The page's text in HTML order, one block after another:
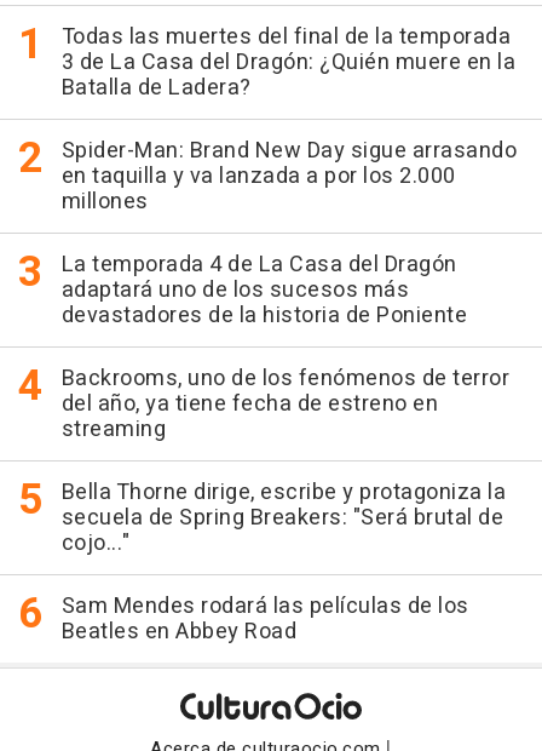
Todas las muertes del final de la temporada
3 de La Casa del Dragón: ¿Quién muere en la
Batalla de Ladera?
Spider-Man: Brand New Day sigue arrasando
en taquilla y va lanzada a por los 2.000
millones
La temporada 4 de La Casa del Dragón
adaptará uno de los sucesos más
devastadores de la historia de Poniente
Backrooms, uno de los fenómenos de terror
del año, ya tiene fecha de estreno en
streaming
Bella Thorne dirige, escribe y protagoniza la
secuela de Spring Breakers: "Será brutal de
cojo..."
Sam Mendes rodará las películas de los
Beatles en Abbey Road